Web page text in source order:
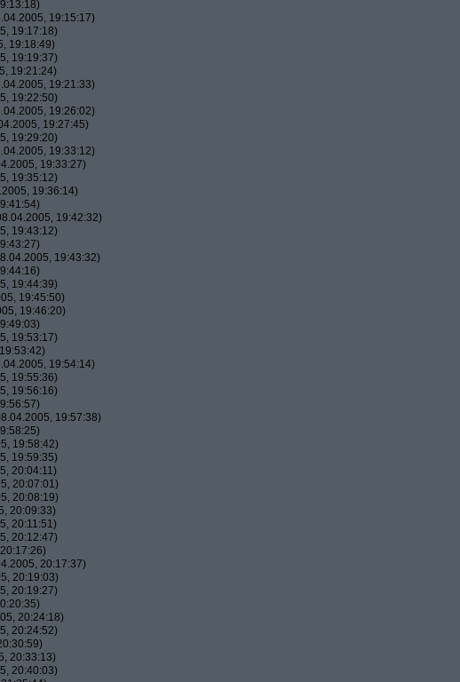
19:15:17)
19:17:18)
19:18:49)
19:19:37)
19:21:24)
19:21:33)
19:22:50)
19:26:02)
19:27:45)
19:29:20)
19:33:12)
19:33:27)
19:35:12)
19:36:14)
19:42:32)
19:43:12)
19:43:32)
19:44:39)
19:45:50)
19:46:20)
19:53:17)
19:54:14)
19:55:36)
19:56:16)
19:57:38)
19:58:42)
19:59:35)
20:04:11)
20:07:01)
20:08:19)
20:09:33)
20:11:51)
20:12:47)
20:17:37)
20:19:03)
20:19:27)
20:24:18)
20:24:52)
20:33:13)
20:40:03)